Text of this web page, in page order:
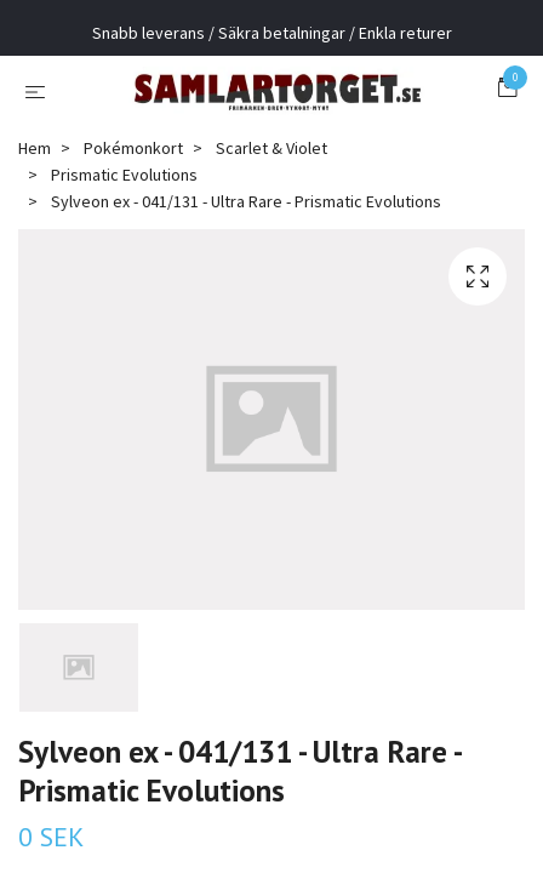
Snabb leverans / Säkra betalningar / Enkla returer
0
Hem Pokémonkort
Scarlet & Violet
Prismatic Evolutions
Sylveon ex - 041/131 - Ultra Rare - Prismatic Evolutions
Sylveon ex - 041/131 - Ultra Rare -
Prismatic Evolutions
0 SEK